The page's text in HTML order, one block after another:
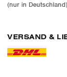
(nur in Deutschland)
VERSAND &